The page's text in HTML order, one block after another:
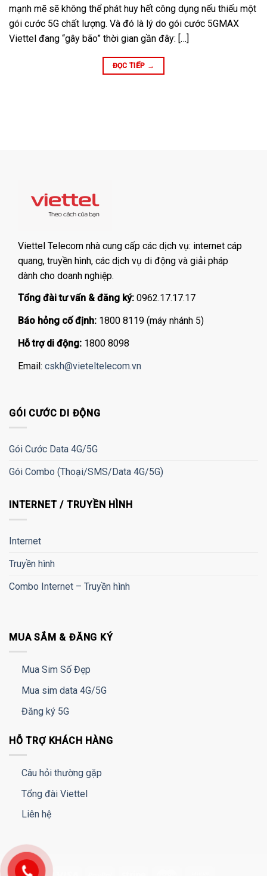
mạnh mẽ sẽ không thể phát huy hết công dụng nếu thiếu một
gói cước 5G chất lượng. Và đó là lý do gói cước 5GMAX
Viettel đang “gây bão” thời gian gần đây: […]
ĐỌC TIẾP →
Viettel Telecom nhà cung cấp các dịch vụ: internet cáp
quang, truyền hình, các dịch vụ di động và giải pháp
dành cho doanh nghiệp.
Tổng đài tư vấn & đăng ký: 0962.17.17.17
Báo hỏng cố định: 1800 8119 (máy nhánh 5)
Hỗ trợ di động: 1800 8098
Email: cskh@vieteltelecom.vn
GÓI CƯỚC DI ĐỘNG
Gói Cước Data 4G/5G
Gói Combo (Thoại/SMS/Data 4G/5G)
INTERNET / TRUYỀN HÌNH
Internet
Truyền hình
Combo Internet – Truyền hình
MUA SẮM & ĐĂNG KÝ
Mua Sim Số Đẹp
Mua sim data 4G/5G
Đăng ký 5G
HỖ TRỢ KHÁCH HÀNG
Câu hỏi thường gặp
Tổng đài Viettel
Liên hệ